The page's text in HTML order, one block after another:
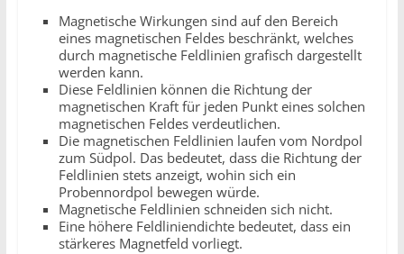
Magnetische Wirkungen sind auf den Bereich
eines magnetischen Feldes beschränkt, welches
durch magnetische Feldlinien grafisch dargestellt
werden kann.
Diese Feldlinien können die Richtung der
magnetischen Kraft für jeden Punkt eines solchen
magnetischen Feldes verdeutlichen.
Die magnetischen Feldlinien laufen vom Nordpol
zum Südpol. Das bedeutet, dass die Richtung der
Feldlinien stets anzeigt, wohin sich ein
Probennordpol bewegen würde.
Magnetische Feldlinien schneiden sich nicht.
Eine höhere Feldliniendichte bedeutet, dass ein
stärkeres Magnetfeld vorliegt.